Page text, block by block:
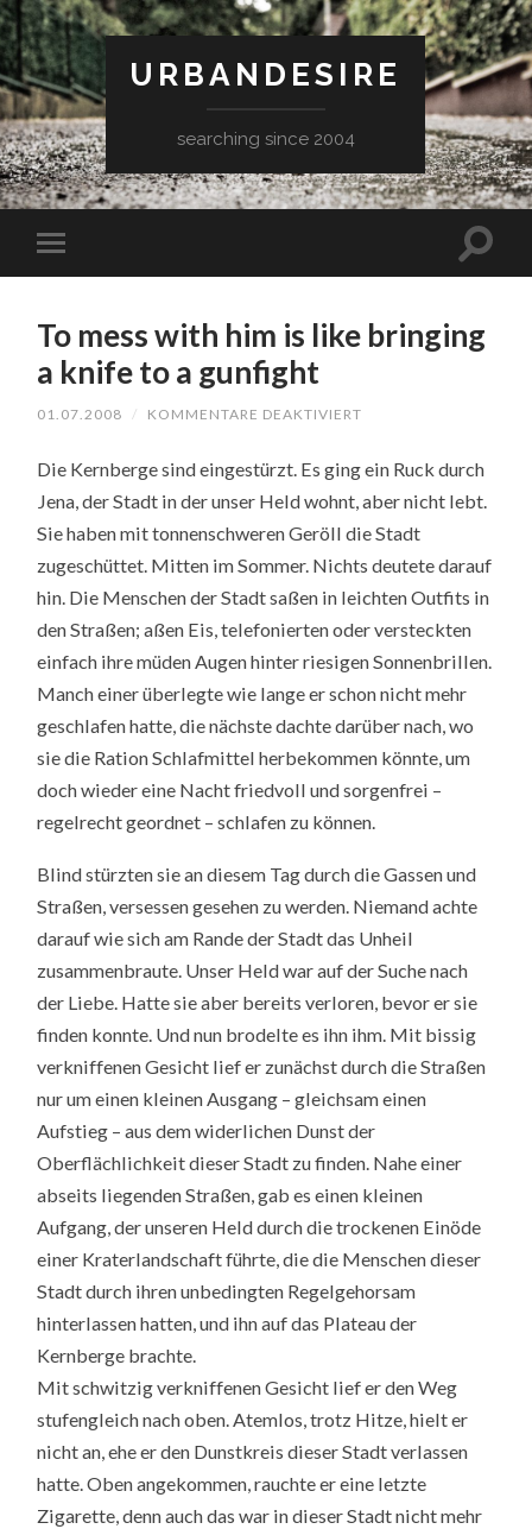
URBANDESIRE
searching since 2004
To mess with him is like bringing
a knife to a gunfight
01.07.2008 / KOMMENTARE DEAKTIVIERT
WITH
IS
BRINGING
KNIFE
TO
A
GUNFIGHT
Die Kernberge sind eingestürzt. Es ging ein Ruck durch
Jena, der Stadt in der unser Held wohnt, aber nicht lebt.
Sie haben mit tonnenschweren Geröll die Stadt
zugeschüttet. Mitten im Sommer. Nichts deutete darauf
hin. Die Menschen der Stadt saßen in leichten Outfits in
den Straßen; aßen Eis, telefonierten oder versteckten
einfach ihre müden Augen hinter riesigen Sonnenbrillen.
Manch einer überlegte wie lange er schon nicht mehr
geschlafen hatte, die nächste dachte darüber nach, wo
sie die Ration Schlafmittel herbekommen könnte, um
doch wieder eine Nacht friedvoll und sorgenfrei –
regelrecht geordnet – schlafen zu können.
Blind stürzten sie an diesem Tag durch die Gassen und
Straßen, versessen gesehen zu werden. Niemand achte
darauf wie sich am Rande der Stadt das Unheil
zusammenbraute. Unser Held war auf der Suche nach
der Liebe. Hatte sie aber bereits verloren, bevor er sie
finden konnte. Und nun brodelte es ihn ihm. Mit bissig
verkniffenen Gesicht lief er zunächst durch die Straßen
nur um einen kleinen Ausgang – gleichsam einen
Aufstieg – aus dem widerlichen Dunst der
Oberflächlichkeit dieser Stadt zu finden. Nahe einer
abseits liegenden Straßen, gab es einen kleinen
Aufgang, der unseren Held durch die trockenen Einöde
einer Kraterlandschaft führte, die die Menschen dieser
Stadt durch ihren unbedingten Regelgehorsam
hinterlassen hatten, und ihn auf das Plateau der
Kernberge brachte.
Mit schwitzig verkniffenen Gesicht lief er den Weg
stufengleich nach oben. Atemlos, trotz Hitze, hielt er
nicht an, ehe er den Dunstkreis dieser Stadt verlassen
hatte. Oben angekommen, rauchte er eine letzte
Zigarette, denn auch das war in dieser Stadt nicht mehr